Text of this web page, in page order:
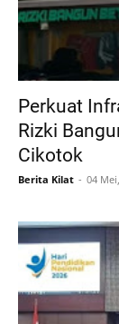
Perkuat
Rizki
Cikotok
Berita Kilat 04